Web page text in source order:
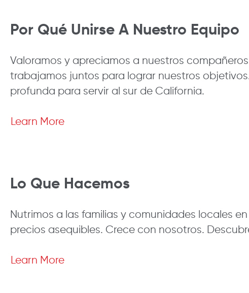
Por Qué Unirse A Nuestro Equipo
Valoramos y apreciamos a nuestros
trabajamos juntos para lograr nuestros
profunda para servir al sur de California.
Learn More
Lo Que Hacemos
Nutrimos a las familias y comunidades locales
precios asequibles. Crece con nosotros.
Learn More